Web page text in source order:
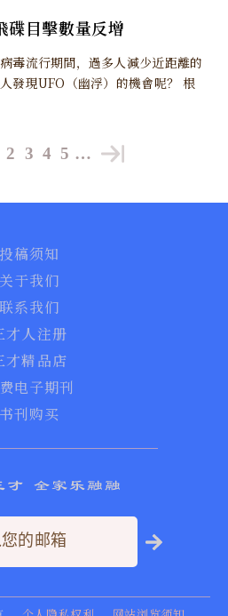
碟目擊數量反增
毒流行期間，過多人減少近距離的
發現UFO（幽浮）的機會呢？ 根
2 3 4 5 …
投稿须知
关于我们
联系我们
才人注册
才精品店
电子期刊
书刊购买
才 全家乐融融